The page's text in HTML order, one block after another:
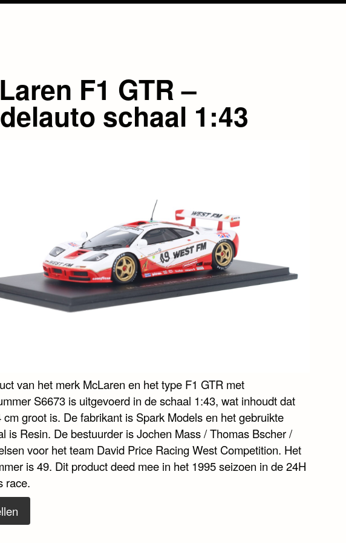
F1 GTR –
schaal 1:43
van het merk McLaren en het type F1 GTR met
S6673 is uitgevoerd in de schaal 1:43, wat inhoudt dat
cm groot is. De fabrikant is Spark Models en het gebruikte
is Resin. De bestuurder is Jochen Mass / Thomas Bscher /
voor het team David Price Racing West Competition. Het
is 49. Dit product deed mee in het 1995 seizoen in de 24H
race.